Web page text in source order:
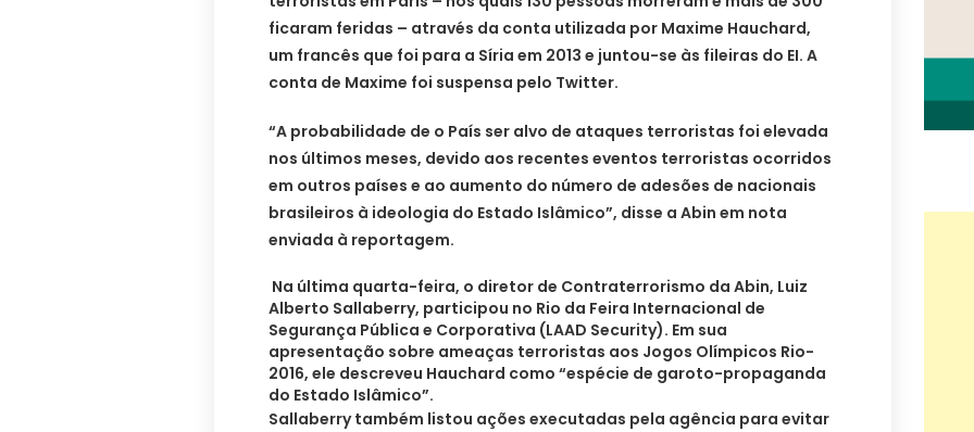
ficaram feridas – através da conta utilizada por Maxime Hauchard,
um francês que foi para a Síria em 2013 e juntou-se às fileiras do EI. A
conta de Maxime foi suspensa pelo Twitter.
“A probabilidade de o País ser alvo de ataques terroristas foi elevada
nos últimos meses, devido aos recentes eventos terroristas ocorridos
em outros países e ao aumento do número de adesões de nacionais
brasileiros à ideologia do Estado Islâmico”, disse a Abin em nota
enviada à reportagem.
Na última quarta-feira, o diretor de Contraterrorismo da Abin, Luiz
Alberto Sallaberry, participou no Rio da Feira Internacional de
Segurança Pública e Corporativa (LAAD Security). Em sua
apresentação sobre ameaças terroristas aos Jogos Olímpicos Rio-
2016, ele descreveu Hauchard como “espécie de garoto-propaganda
do Estado Islâmico”.
Sallaberry também listou ações executadas pela agência para evitar